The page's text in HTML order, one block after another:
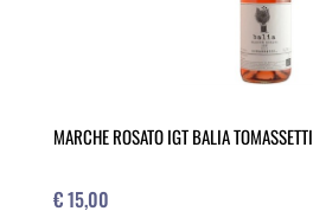
MARCHE ROSATO IGT BALIA TOMASSETTI
€ 15,00